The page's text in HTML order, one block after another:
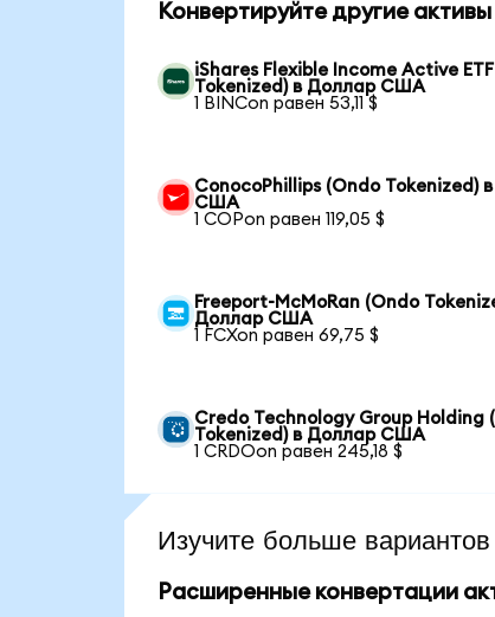
Конвертируйте другие
iShares Flexible Income Active
Tokenized) в Доллар США
1 BINCon равен 53,11 $
ConocoPhillips (Ondo Tokenized)
США
1 COPon равен 119,05 $
Freeport-McMoRan (Ondo
Доллар США
1 FCXon равен 69,75 $
Credo Technology Group Holding
Tokenized) в Доллар США
1 CRDOon равен 245,18 $
Изучите больше
Расширенные конвертации